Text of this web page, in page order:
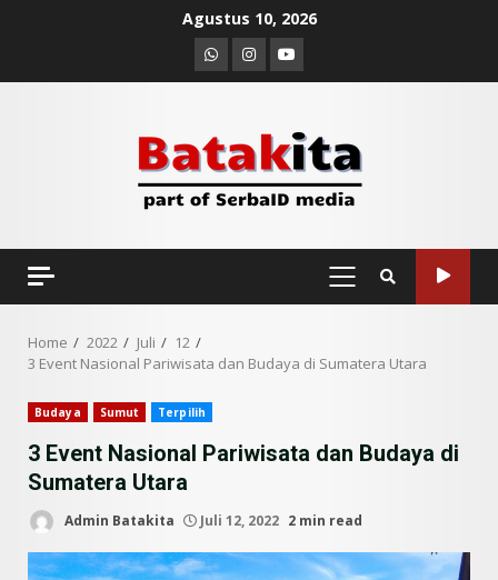
Agustus 10, 2026
Whatsapp
Instagram
Youtube
PRIMARY
Home 2022 Juli
12
3 Event Nasional Pariwisata dan Budaya di Sumatera Utara
Budaya Sumut Terpilih
3 Event Nasional Pariwisata dan Budaya di
Sumatera Utara
Admin Batakita Juli 12, 2022 2 min read